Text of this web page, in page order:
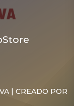
de vida y más
de los
una realidad
[…]
| CREADO POR